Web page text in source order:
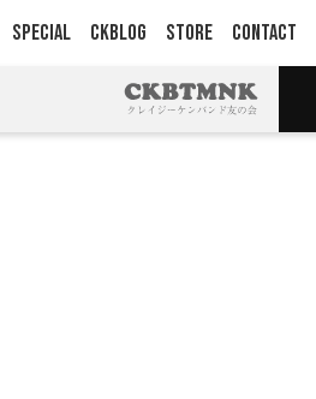
SPECIAL CKBLOG STORE CONTACT